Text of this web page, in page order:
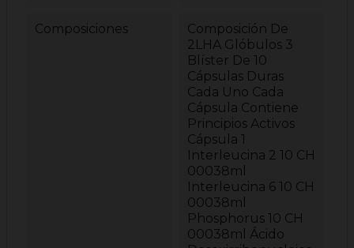
Composiciones
Composición De
2LHA Glóbulos 3
Blíster De 10
Cápsulas Duras
Cada Uno Cada
Cápsula Contiene
Principios Activos
Cápsula 1
Interleucina 2 10 CH
00038ml
Interleucina 6 10 CH
00038ml
Phosphorus 10 CH
00038ml Ácido